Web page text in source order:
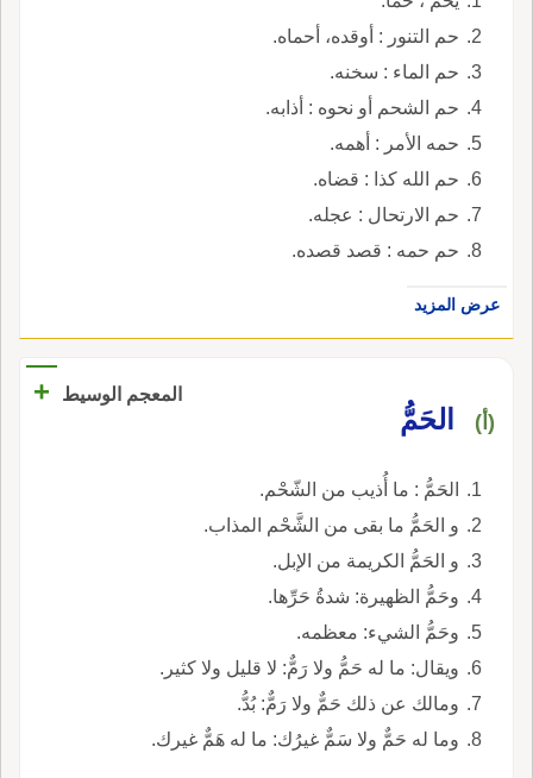
حم التنور : أوقده، أحماه.
حم الماء : سخنه.
حم الشحم أو نحوه : أذابه.
حمه الأمر : أهمه.
حم الله كذا : قضاه.
حم الارتحال : عجله.
حم حمه : قصد قصده.
عرض المزيد
المعجم الوسيط +
(أ) الحَمُّ
الحَمُّ : ما أُذيب من الشّحْم.
و الحَمُّ ما بقى من الشَّحْم المذاب.
و الحَمُّ الكريمة من الإبل.
وحَمُّ الظهيرة: شدةُ حَرِّها.
وحَمُّ الشيء: معظمه.
ويقال: ما له حَمُّ ولا رَمٌّ: لا قليل ولا كثير.
ومالك عن ذلك حَمٌّ ولا رَمٌّ: بُدُّ.
وما له حَمٌّ ولا سَمٌّ غيرُك: ما له هَمٌّ غيرك.